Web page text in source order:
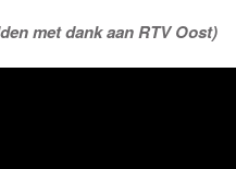
met dank aan RTV Oost)